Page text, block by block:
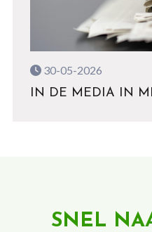
30-05-2026
IN DE MEDIA IN
SNEL